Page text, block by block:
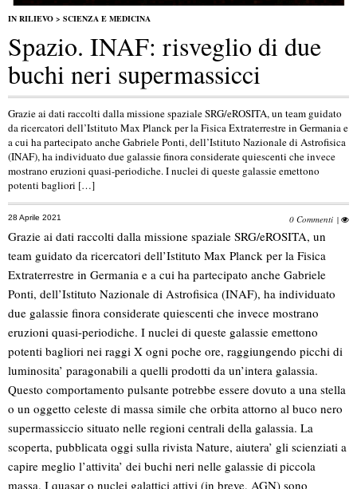
IN RILIEVO > SCIENZA E MEDICINA
Spazio. INAF: risveglio di due
buchi neri supermassicci
Grazie ai dati raccolti dalla missione spaziale SRG/eROSITA, un team guidato
da ricercatori dell’Istituto Max Planck per la Fisica Extraterrestre in Germania e
a cui ha partecipato anche Gabriele Ponti, dell’Istituto Nazionale di Astrofisica
(INAF), ha individuato due galassie finora considerate quiescenti che invece
mostrano eruzioni quasi-periodiche. I nuclei di queste galassie emettono
potenti bagliori […]
28 Aprile 2021 0 Commenti |
Grazie ai dati raccolti dalla missione spaziale SRG/eROSITA, un
team guidato da ricercatori dell’Istituto Max Planck per la Fisica
Extraterrestre in Germania e a cui ha partecipato anche Gabriele
Ponti, dell’Istituto Nazionale di Astrofisica (INAF), ha individuato
due galassie finora considerate quiescenti che invece mostrano
eruzioni quasi-periodiche. I nuclei di queste galassie emettono
potenti bagliori nei raggi X ogni poche ore, raggiungendo picchi di
luminosita’ paragonabili a quelli prodotti da un’intera galassia.
Questo comportamento pulsante potrebbe essere dovuto a una stella
o un oggetto celeste di massa simile che orbita attorno al buco nero
supermassiccio situato nelle regioni centrali della galassia. La
scoperta, pubblicata oggi sulla rivista Nature, aiutera’ gli scienziati a
capire meglio l’attivita’ dei buchi neri nelle galassie di piccola
massa. I quasar o nuclei galattici attivi (in breve, AGN) sono